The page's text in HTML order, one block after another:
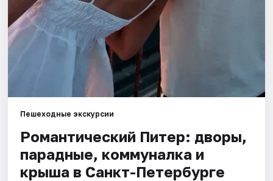
Пешеходные экскурсии
Романтический Питер: дворы,
парадные, коммуналка и
крыша в Санкт-Петербурге